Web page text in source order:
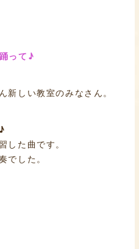
って♪
新しい教室のみなさん。
した曲です。
でした。